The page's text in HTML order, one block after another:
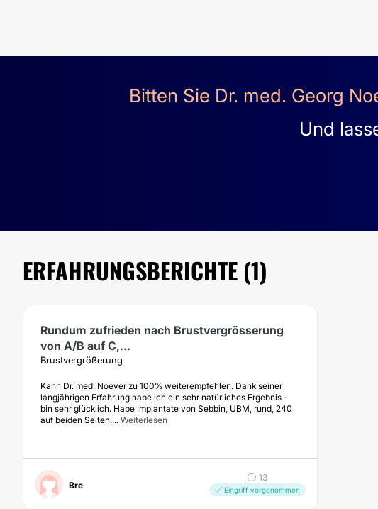
Bitten Sie Dr. med. Georg
Und
ERFAHRUNGSBERICHTE (1)
Rundum zufrieden nach Brustvergrösserung
von A/B auf C,...
Brustvergrößerung
Kann Dr. med. Noever zu 100% weiterempfehlen. Dank seiner
langjährigen Erfahrung habe ich ein sehr natürliches Ergebnis -
bin sehr glücklich. Habe Implantate von Sebbin, UBM, rund, 240
auf beiden Seiten.... Weiterlesen
Bre
13
Eingriff vorgenommen